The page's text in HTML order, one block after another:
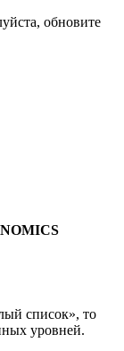
обновите
список», то
уровней.